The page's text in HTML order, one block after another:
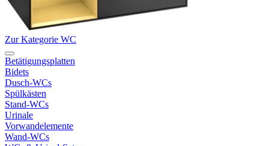
Zur Kategorie WC
Betätigungsplatten
Bidets
Dusch-WCs
Spülkästen
Stand-WCs
Urinale
Vorwandelemente
Wand-WCs